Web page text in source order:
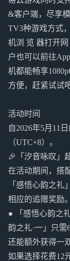
&客户端，尽享
TV3种游戏方式
机浏 览 器打开
户也可以前往
机都能畅享
方便，赶紧试试
活动时间
自2026年5月11
（UTC+8）。
🎉「汐音咏叹」
在活动期间，搭
「感悟心韵之
相应的追赠奖励。
● 「感悟心韵之
韵之礼·一」只需
还能额外获得一
如果选择花费12